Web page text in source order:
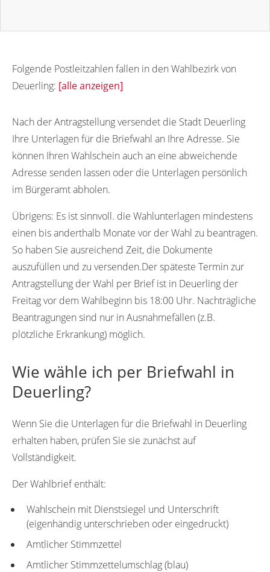
Folgende Postleitzahlen fallen in den Wahlbezirk von
Deuerling: [alle anzeigen]
Nach der Antragstellung versendet die Stadt Deuerling
Ihre Unterlagen für die Briefwahl an Ihre Adresse. Sie
können Ihren Wahlschein auch an eine abweichende
Adresse senden lassen oder die Unterlagen persönlich
im Bürgeramt abholen.
Übrigens: Es ist sinnvoll. die Wahlunterlagen mindestens
einen bis anderthalb Monate vor der Wahl zu beantragen.
So haben Sie ausreichend Zeit, die Dokumente
auszufüllen und zu versenden.Der späteste Termin zur
Antragstellung der Wahl per Brief ist in Deuerling der
Freitag vor dem Wahlbeginn bis 18:00 Uhr. Nachträgliche
Beantragungen sind nur in Ausnahmefällen (z.B.
plötzliche Erkrankung) möglich.
Wie wähle ich per Briefwahl in
Deuerling?
Wenn Sie die Unterlagen für die Briefwahl in Deuerling
erhalten haben, prüfen Sie sie zunächst auf
Vollständigkeit.
Der Wahlbrief enthält:
Wahlschein mit Dienstsiegel und Unterschrift
(eigenhändig unterschrieben oder eingedruckt)
Amtlicher Stimmzettel
Amtlicher Stimmzettelumschlag (blau)